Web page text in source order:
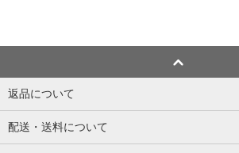
返品について
配送・送料について